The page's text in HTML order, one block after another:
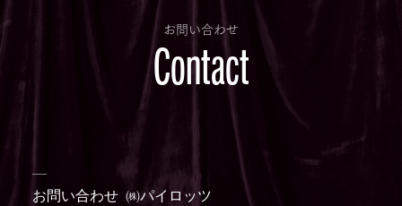
お問い合わせ
Contact
お問い合わせ ㈱パイロッツ